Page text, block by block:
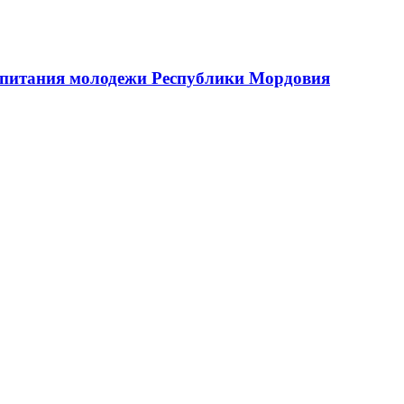
молодежи Республики Мордовия